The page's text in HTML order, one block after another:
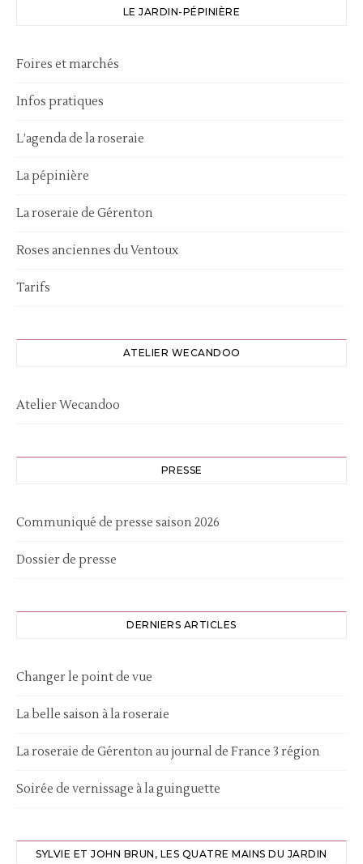
LE JARDIN-PÉPINIÈRE
Foires et marchés
Infos pratiques
L’agenda de la roseraie
La pépinière
La roseraie de Gérenton
Roses anciennes du Ventoux
Tarifs
ATELIER WECANDOO
Atelier Wecandoo
PRESSE
Communiqué de presse saison 2026
Dossier de presse
DERNIERS ARTICLES
Changer le point de vue
La belle saison à la roseraie
La roseraie de Gérenton au journal de France 3 région
Soirée de vernissage à la guinguette
SYLVIE ET JOHN BRUN, LES QUATRE MAINS DU JARDIN